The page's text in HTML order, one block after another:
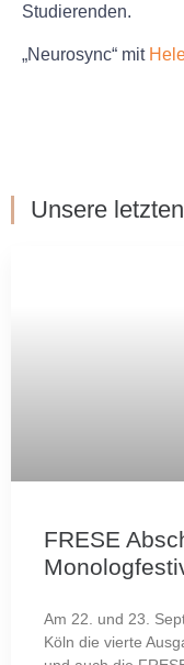
Studierenden.
„Neurosync“ mit
Unsere
FRESE
Am 22. und 23.
Köln die vierte